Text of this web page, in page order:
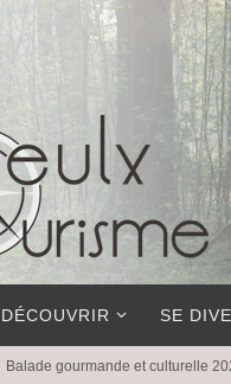
DÉCOUVRIR SE
Balade gourmande et culturelle